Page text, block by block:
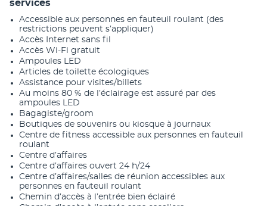
services
Accessible aux personnes en fauteuil roulant (des
restrictions peuvent s’appliquer)
Accès Internet sans fil
Accès Wi-Fi gratuit
Ampoules LED
Articles de toilette écologiques
Assistance pour visites/billets
Au moins 80 % de l’éclairage est assuré par des
ampoules LED
Bagagiste/groom
Boutiques de souvenirs ou kiosque à journaux
Centre de fitness accessible aux personnes en fauteuil
roulant
Centre d’affaires
Centre d’affaires ouvert 24 h/24
Centre d’affaires/salles de réunion accessibles aux
personnes en fauteuil roulant
Chemin d’accès à l’entrée bien éclairé